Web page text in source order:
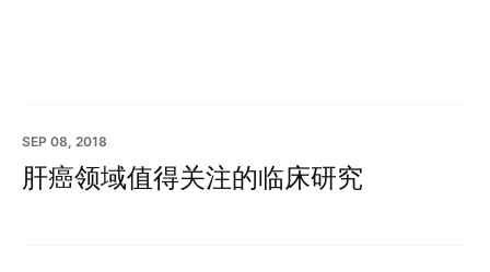
SEP 08, 2018
肝癌领域值得关注的临床研究